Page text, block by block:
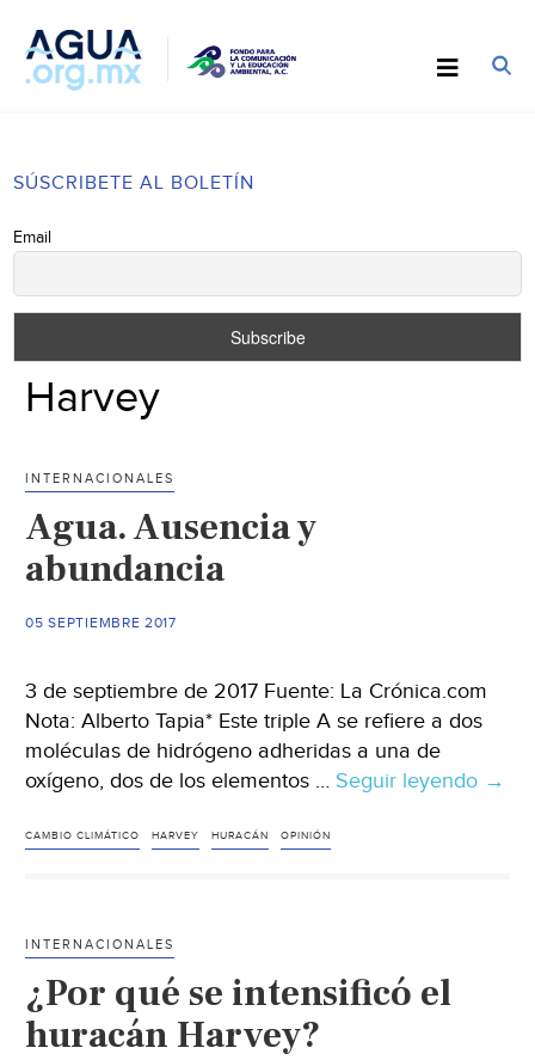
SÚSCRIBETE AL BOLETÍN
Email
Harvey
INTERNACIONALES
Agua. Ausencia y
abundancia
05 SEPTIEMBRE 2017
3 de septiembre de 2017 Fuente: La Crónica.com
Nota: Alberto Tapia* Este triple A se refiere a dos
moléculas de hidrógeno adheridas a una de
oxígeno, dos de los elementos … Seguir leyendo →
CAMBIO CLIMÁTICO HARVEY HURACÁN OPINIÓN
INTERNACIONALES
¿Por qué se intensificó el
huracán Harvey?